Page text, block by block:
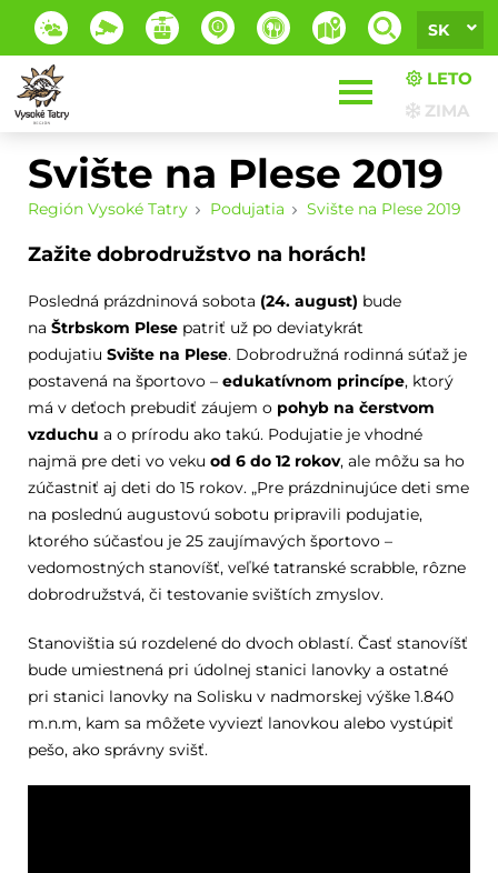
SK
LETO
ZIMA
Svište na Plese 2019
Región Vysoké Tatry Podujatia Svište na Plese 2019
Zažite dobrodružstvo na horách!
Posledná prázdninová sobota (24. august) bude
na Štrbskom Plesepatriť už po deviatykrát
podujatiu Svište na Plese. Dobrodružná rodinná súťaž je
postavená na športovo – edukatívnom princípe, ktorý
má v deťoch prebudiť záujem o pohyb na čerstvom
vzduchu a o prírodu ako takú. Podujatie je vhodné
najmä pre deti vo veku od 6 do 12 rokov, ale môžu sa ho
zúčastniť aj deti do 15 rokov. „Pre prázdninujúce deti sme
na poslednú augustovú sobotu pripravili podujatie,
ktorého súčasťou je 25 zaujímavých športovo –
vedomostných stanovíšť, veľké tatranské scrabble, rôzne
dobrodružstvá, či testovanie svištích zmyslov.
Stanovištia sú rozdelené do dvoch oblastí. Časť stanovíšť
bude umiestnená pri údolnej stanici lanovky a ostatné
pri stanici lanovky na Solisku v nadmorskej výške 1.840
m.n.m, kam sa môžete vyviezť lanovkou alebo vystúpiť
pešo, ako správny svišť.